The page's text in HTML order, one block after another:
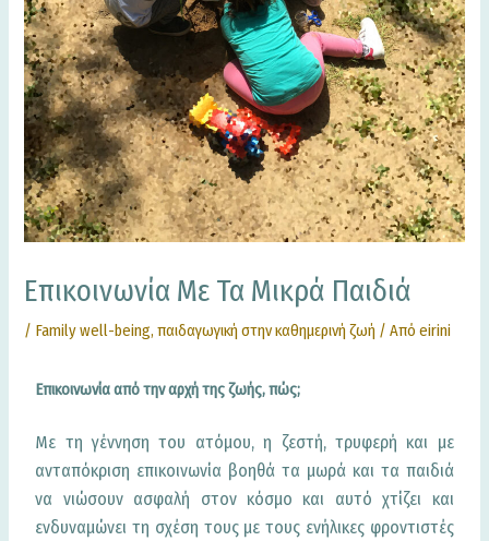
Επικοινωνία Με Τα Μικρά Παιδιά
/ Family well-being,παιδαγωγική στην καθημερινή ζωή / Απόeirini
Eπικοινωνία από την αρχή της ζωής, πώς;
Με τη γέννηση του ατόμου, η ζεστή, τρυφερή και με
ανταπόκριση επικοινωνία βοηθά τα μωρά και τα παιδιά
να νιώσουν ασφαλή στον κόσμο και αυτό χτίζει και
ενδυναμώνει τη σχέση τους με τους ενήλικες φροντιστές